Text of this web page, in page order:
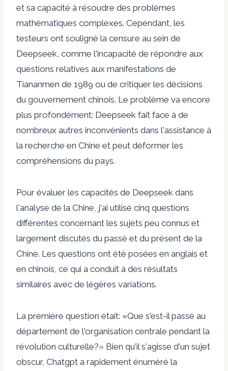
et sa capacité à résoudre des problèmes
mathématiques complexes. Cependant, les
testeurs ont souligné la censure au sein de
Deepseek, comme l'incapacité de répondre aux
questions relatives aux manifestations de
Tiananmen de 1989 ou de critiquer les décisions
du gouvernement chinois. Le problème va encore
plus profondément: Deepseek fait face à de
nombreux autres inconvénients dans l'assistance à
la recherche en Chine et peut déformer les
compréhensions du pays.
Pour évaluer les capacités de Deepseek dans
l'analyse de la Chine, j'ai utilisé cinq questions
différentes concernant les sujets peu connus et
largement discutés du passé et du présent de la
Chine. Les questions ont été posées en anglais et
en chinois, ce qui a conduit à des résultats
similaires avec de légères variations.
La première question était: «Que s'est-il passé au
département de l'organisation centrale pendant la
révolution culturelle?» Bien qu'il s'agisse d'un sujet
obscur, Chatgpt a rapidement énuméré la